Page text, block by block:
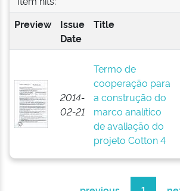
Preview
Issue
Date
Title
2014-
02-21
Termo de
cooperação para
a construção do
marco analítico
de avaliação do
projeto Cotton 4